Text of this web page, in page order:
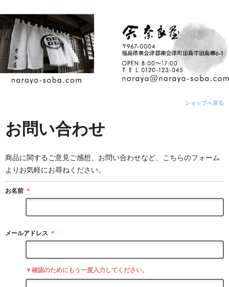
ショップへ戻る
お問い合わせ
商品に関するご意見ご感想、お問い合わせなど、こちらのフォーム
よりお気軽にお尋ねください。
お名前 ＊
メールアドレス ＊
▼確認のためにもう一度入力してください。